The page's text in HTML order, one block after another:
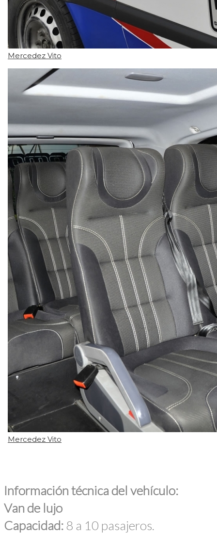
Mercedez Vito
Mercedez Vito
Información técnica del vehículo:
Van de lujo
Capacidad: 8 a 10 pasajeros.